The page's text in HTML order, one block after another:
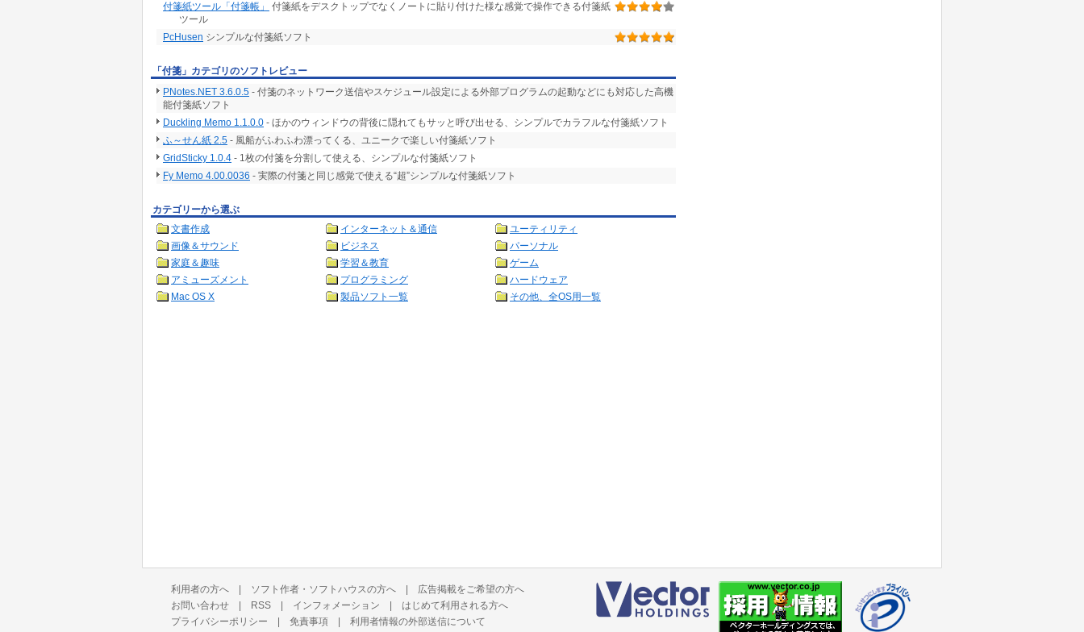
付箋紙ツール「付箋帳」
付箋紙をデスクトップでなくノートに貼り付けた様な感覚で操作できる付箋紙
ツール
PcHusen シンプルな付箋紙ソフト
「付箋」カテゴリのソフトレビュー
PNotes.NET 3.6.0.5 - 付箋のネットワーク送信やスケジュール設定による外部プログラムの起動などにも対応した高機
能付箋紙ソフト
Duckling Memo 1.1.0.0 - ほかのウィンドウの背後に隠れてもサッと呼び出せる、シンプルでカラフルな付箋紙ソフト
ふ～せん紙 2.5 - 風船がふわふわ漂ってくる、ユニークで楽しい付箋紙ソフト
GridSticky 1.0.4 - 1枚の付箋を分割して使える、シンプルな付箋紙ソフト
Fy Memo 4.00.0036 - 実際の付箋と同じ感覚で使える“超”シンプルな付箋紙ソフト
カテゴリーから選ぶ
文書作成
インターネット＆通信
ユーティリティ
画像＆サウンド
ビジネス
パーソナル
家庭＆趣味
学習＆教育
ゲーム
アミューズメント
プログラミング
ハードウェア
Mac OS X
製品ソフト一覧 その他、全OS用一覧
利用者の方へ | ソフト作者・ソフトハウスの方へ | 広告掲載をご希望の方へ
お問い合わせ | RSS | インフォメーション | はじめて利用される方へ
プライバシーポリシー | 免責事項 | 利用者情報の外部送信について